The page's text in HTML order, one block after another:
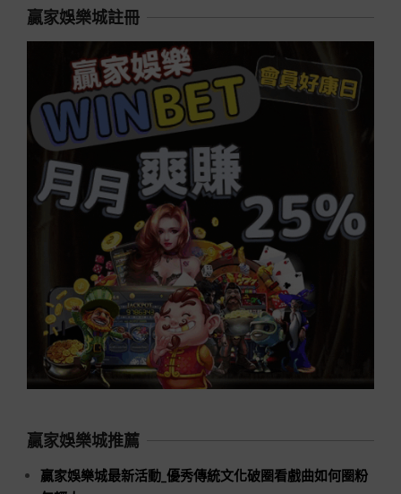
贏家娛樂城註冊
贏家娛樂城推薦
贏家娛樂城最新活動_優秀傳統文化破圈看戲曲如何圈粉